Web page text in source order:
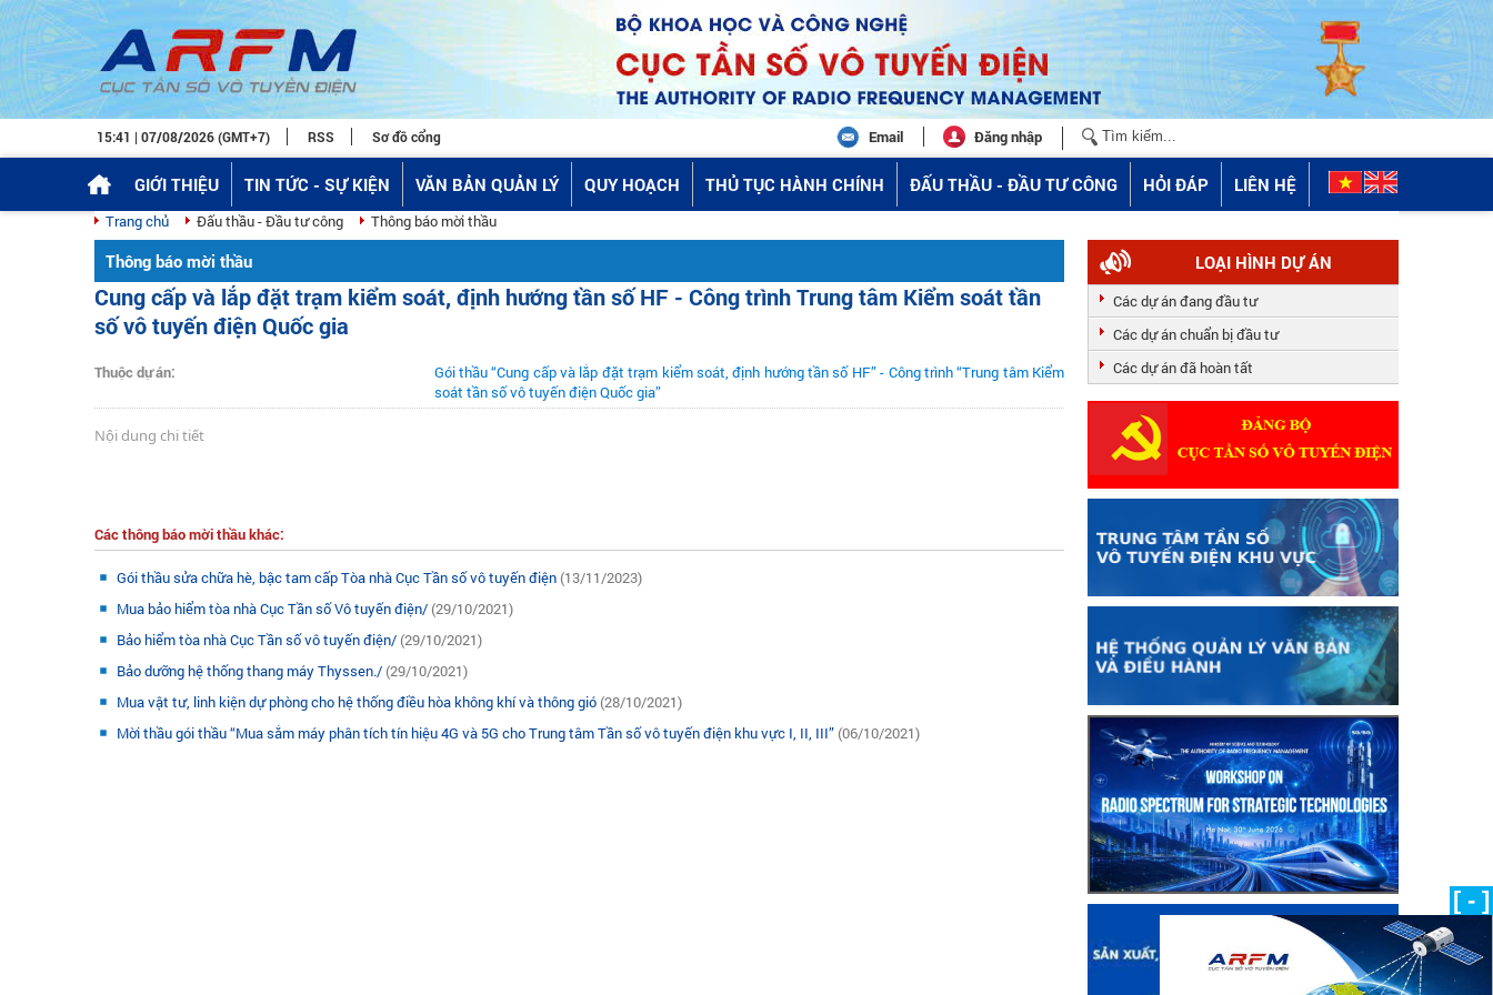
15:41 | 07/08/2026 (GMT+7) RSS Sơ đồ cổng Email Đăng nhập
GIỚI THIỆU TIN TỨC - SỰ KIỆN VĂN BẢN QUẢN LÝ QUY HOẠCH THỦ TỤC HÀNH CHÍNH ĐẤU THẦU - ĐẦU TƯ CÔNG HỎI ĐÁP LIÊN HỆ
Trang chủ Đấu thầu - Đầu tư công Thông báo mời thầu
Thông báo mời thầu
Cung cấp và lắp đặt trạm kiểm soát, định hướng tần số HF - Công trình Trung tâm Kiểm soát tần
số vô tuyến điện Quốc gia
Thuộc dự án:
Gói thầu “Cung cấp và lắp đặt trạm kiểm soát, định hướng tần số HF” - Công trình “Trung tâm Kiểm
soát tần số vô tuyến điện Quốc gia”
Nội dung chi tiết
Các thông báo mời thầu khác:
Gói thầu sửa chữa hè, bậc tam cấp Tòa nhà Cục Tần số vô tuyến điện (13/11/2023)
Mua bảo hiểm tòa nhà Cục Tần số Vô tuyến điện/ (29/10/2021)
Bảo hiểm tòa nhà Cục Tần số vô tuyến điện/ (29/10/2021)
Bảo dưỡng hệ thống thang máy Thyssen./ (29/10/2021)
Mua vật tư, linh kiện dự phòng cho hệ thống điều hòa không khí và thông gió (28/10/2021)
Mời thầu gói thầu “Mua sắm máy phân tích tín hiệu 4G và 5G cho Trung tâm Tần số vô tuyến điện khu vực I, II, III” (06/10/2021)
LOẠI HÌNH DỰ ÁN
Các dự án đang đầu tư
Các dự án chuẩn bị đầu tư
Các dự án đã hoàn tất
[ - ]